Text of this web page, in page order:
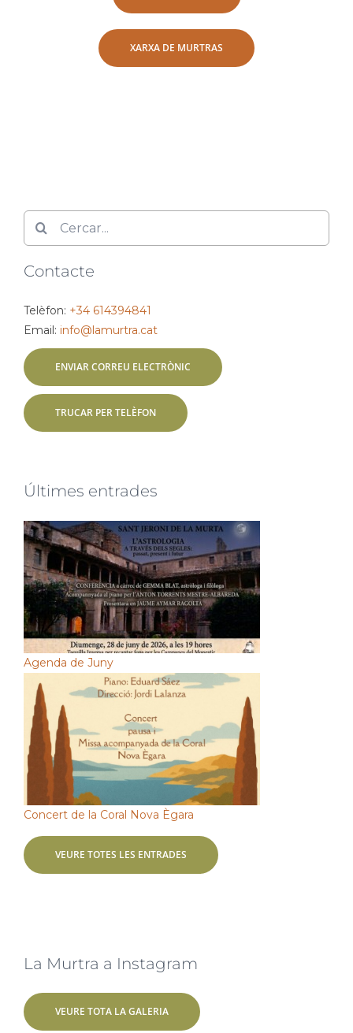
XARXA DE MURTRAS
Cerca
Contacte
Telèfon: +34 614394841
Email: info@lamurtra.cat
ENVIAR CORREU ELECTRÒNIC
TRUCAR PER TELÈFON
Últimes entrades
Agenda de Juny
Concert de la Coral Nova Ègara
VEURE TOTES LES ENTRADES
La Murtra a Instagram
VEURE TOTA LA GALERIA